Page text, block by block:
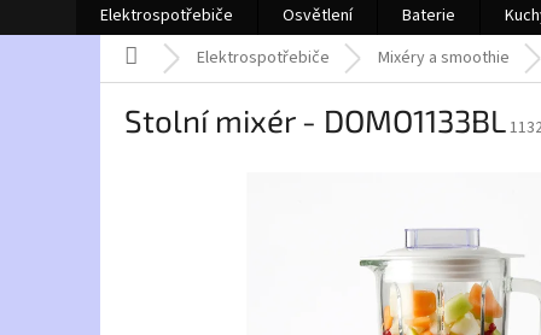
Elektrospotřebiče Osvětlení Baterie
Domů
Elektrospotřebiče Mixéry a smoothie
Stolní mixér - DOMO1133BL